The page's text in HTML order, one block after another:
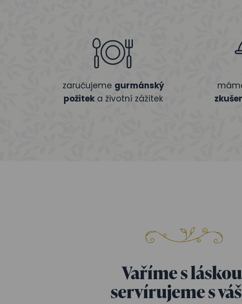
zaručujeme gurmánský
požiteka životní zážitek
Vaříme s
servírujeme s